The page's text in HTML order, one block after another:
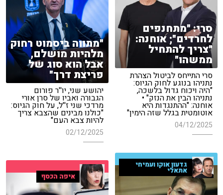
סרי: "מתחנפים
לחרדים"; אוחנה:
"צריך להתחיל
ממשהו"
סרי התייחס לביטול הצהרת
נתניהו בנוגע לחוק הגיוס:
"היה ויכוח גדול בלשכה,
נתניהו הבין את הנזק" •
אוחנה: "ההתנגדות היא
אוטומטית בגלל שזה הימין"
04/12/2025
"מתווה ביסמוט רחוק
מלהיות מושלם,
אבל הוא סוג של
פריצת דרך"
יהושע שני, יו''ר פורום
הגבורה ואביו של סרן אורי
מרדכי שני ז''ל, על חוק הגיוס:
"כולנו מבינים שהצבא צריך
להיות צבא העם"
02/12/2025
גדעון אוקו ועמיחי
אתאלי
איפה הכסף